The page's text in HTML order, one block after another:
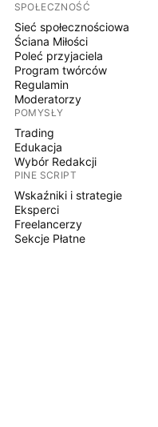
SPOŁECZNOŚĆ
Sieć społecznościowa
Ściana Miłości
Poleć przyjaciela
Program twórców
Regulamin
Moderatorzy
POMYSŁY
Trading
Edukacja
Wybór Redakcji
PINE SCRIPT
Wskaźniki i strategie
Eksperci
Freelancerzy
Sekcje Płatne